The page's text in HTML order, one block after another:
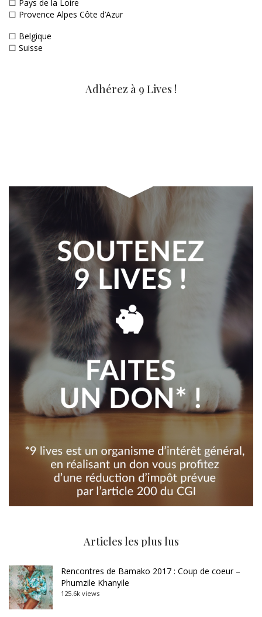
☐ Pays de la Loire
☐ Provence Alpes Côte d’Azur
☐ Belgique
☐ Suisse
Adhérez à 9 Lives !
Articles les plus lus
Rencontres de Bamako 2017 : Coup de coeur –
Phumzile Khanyile
125.6k views